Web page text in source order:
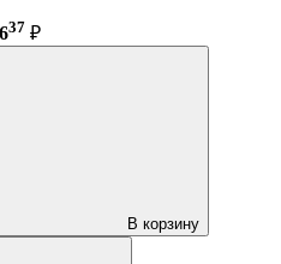
37 ₽
В корзину